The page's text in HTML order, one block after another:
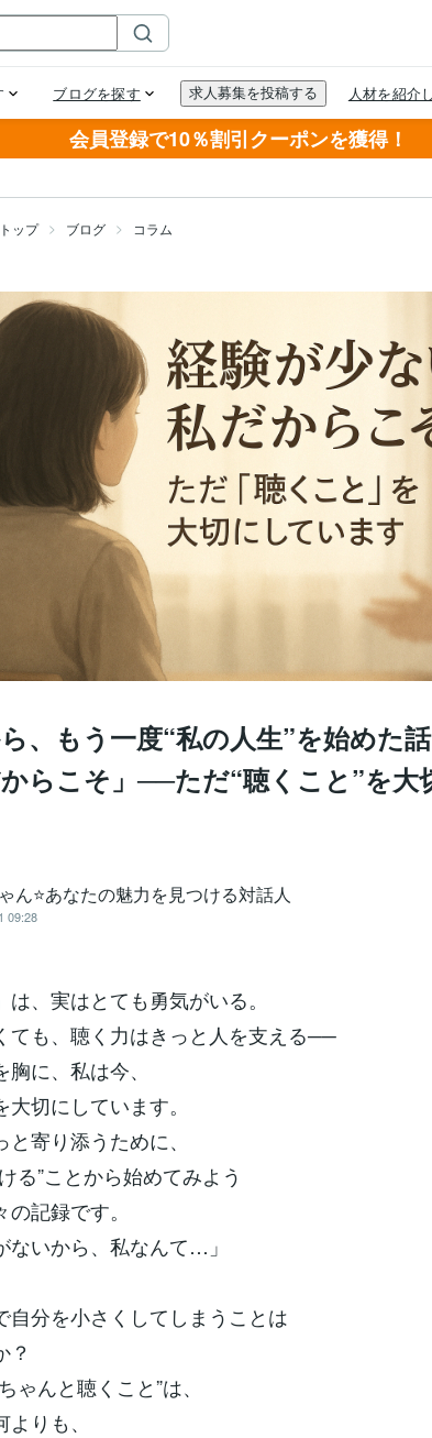
会員登録で10％割引クーポンを獲得！
ップ ブログ コラム
、もう一度“私の人生”を始めた
らこそ」──ただ“聴くこと”を大
ん⭐あなたの魅力を見つける対話人
09:28
は、実はとても勇気がいる。
ても、聴く力はきっと人を支える──
に、私は今、
切にしています。
と寄り添うために、
る”ことから始めてみよう
記録です。
ないから、私なんて…」
自分を小さくしてしまうことは
？
ゃんと聴くこと”は、
りも、